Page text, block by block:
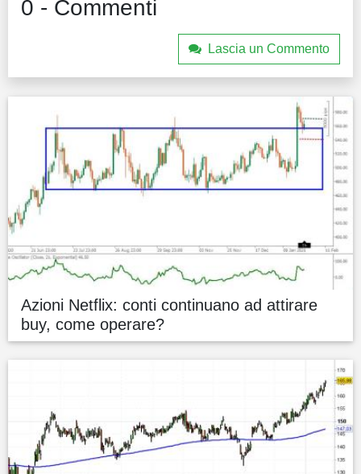
0 - Commenti
Lascia un Commento
Azioni Netflix: conti continuano ad attirare
buy, come operare?